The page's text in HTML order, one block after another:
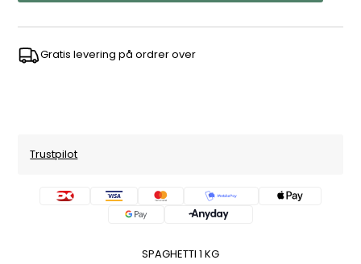
Gratis levering på ordrer over
Trustpilot
SPAGHETTI 1 KG